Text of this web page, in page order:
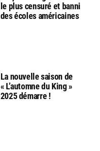
le plus censuré et banni
des écoles américaines
La nouvelle saison de
« L’automne du King »
2025 démarre !